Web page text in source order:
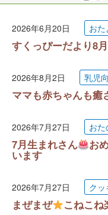
2026年6月20日 おた
すくっぴーだより8
2026年8月2日 乳児
ママも赤ちゃんも癒
2026年7月27日 お
7月生まれさん お
います
2026年7月27日 ク
まぜまぜ こねこね